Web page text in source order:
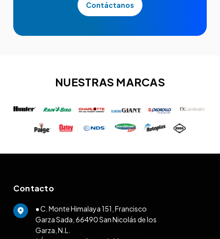
Contáctanos
NUESTRAS MARCAS
Contacto
● C. Monte Himalaya 151, Francisco
Garza Sada, 66490 San Nicolás de los
Garza, N.L.